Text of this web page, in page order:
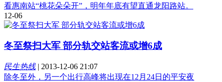
看惠南站“桃花朵朵开”，明年年底有望直通龙阳路站。
12-06
冬至祭扫大军 部分轨交站客流或增6成
民生热线| 2013-12-06 21:07
除冬至外，另一个出行高峰将出现在12月24日的平安夜